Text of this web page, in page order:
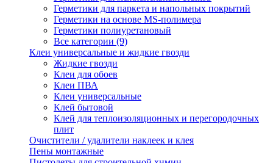
Герметики для паркета и напольных покрытий
Герметики на основе MS-полимера
Герметики полиуретановый
Все категории (9)
Клеи универсальные и жидкие гвозди
Жидкие гвозди
Клеи для обоев
Клеи ПВА
Клеи универсальные
Клей бытовой
Клей для теплоизоляционных и перегородочных
плит
Очистители / удалители наклеек и клея
Пены монтажные